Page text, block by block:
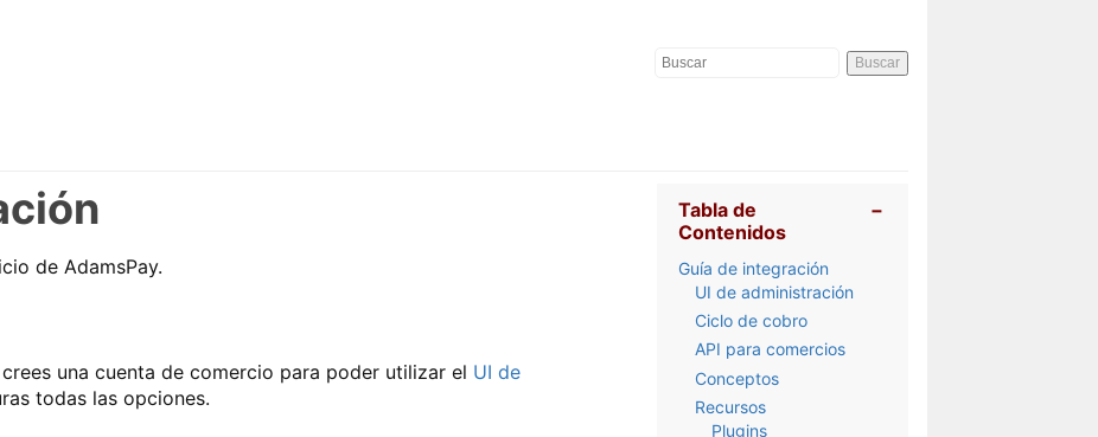
Buscar
−
Tabla de
Contenidos
Guía de integración
UI de administración
Ciclo de cobro
API para comercios
Conceptos
Recursos
Plugins
de AdamsPay.
una cuenta de comercio para poder utilizar el UI de
todas las opciones.